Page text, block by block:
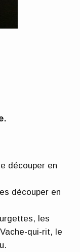
découper en
découper en
les
qui-rit, le